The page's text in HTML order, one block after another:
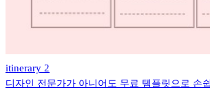
itinerary 2
디자인 전문가가 아니어도 무료 템플릿으로 손